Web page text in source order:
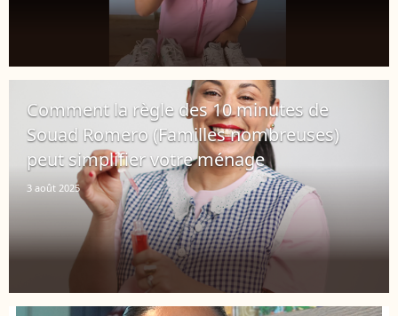
Comment la règle des 10 minutes de
Souad Romero (Familles nombreuses)
peut simplifier votre ménage
3 août 2025